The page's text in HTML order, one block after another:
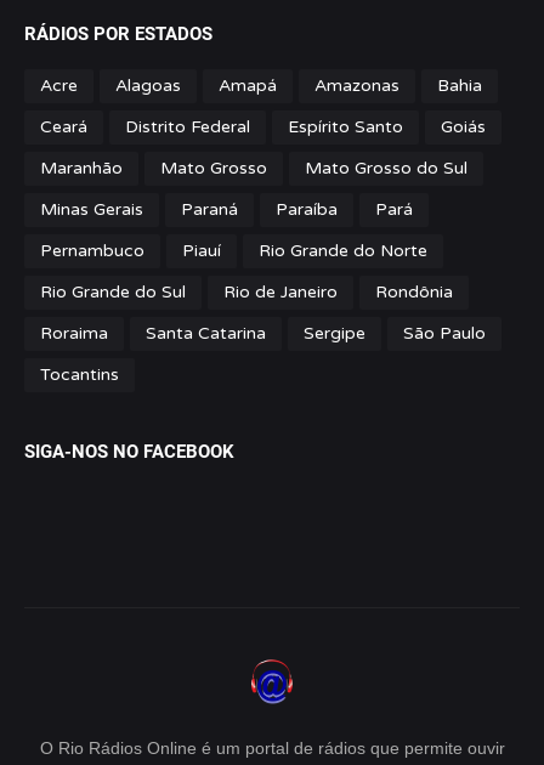
RÁDIOS POR ESTADOS
Acre Alagoas Amapá Amazonas
Bahia
Ceará
Distrito Federal Espírito Santo
Goiás
Maranhão
Mato Grosso
Mato Grosso do Sul
Minas Gerais
Paraná Paraíba
Pará
Pernambuco
Piauí
Rio Grande do Norte
Rio Grande do Sul
Rio de Janeiro
Rondônia
Roraima
Santa Catarina Sergipe
São Paulo
Tocantins
SIGA-NOS NO FACEBOOK
O Rio Rádios Online é um portal de rádios que permite ouvir